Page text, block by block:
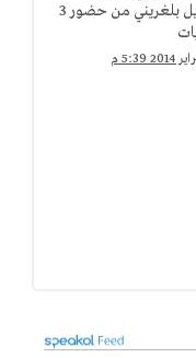
مانويل بلغريني من حضور 3